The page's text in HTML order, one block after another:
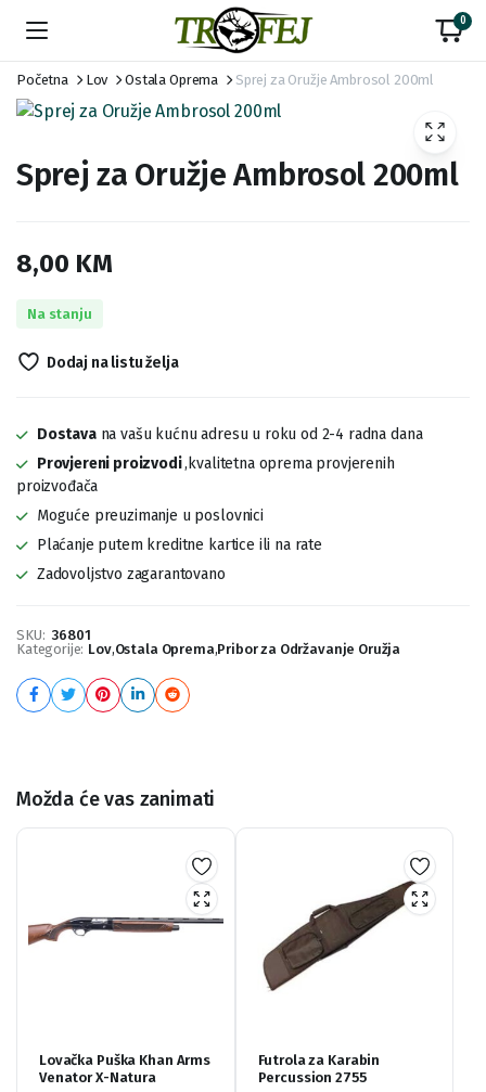
0
Početna Lov Ostala Oprema Sprej za Oružje Ambrosol 200ml
Sprej za Oružje Ambrosol 200ml
8,00 KM
Na stanju
Dodaj na listu želja
Dostavana vašu kućnu adresu u roku od 2-4 radna dana
Provjereni proizvodi,kvalitetna oprema provjerenih
proizvođača
Moguće preuzimanje u poslovnici
Plaćanje putem kreditne kartice ili na rate
Zadovoljstvo zagarantovano
SKU: 36801
Kategorije: Lov,Ostala Oprema,Pribor za Održavanje Oružja
Možda će vas zanimati
Lovačka Puška Khan Arms
Venator X-Natura
Futrola za Karabin
Percussion 2755